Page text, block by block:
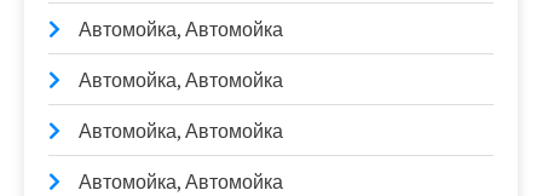
Автомойка, Автомойка
Автомойка, Автомойка
Автомойка, Автомойка
Автомойка, Автомойка